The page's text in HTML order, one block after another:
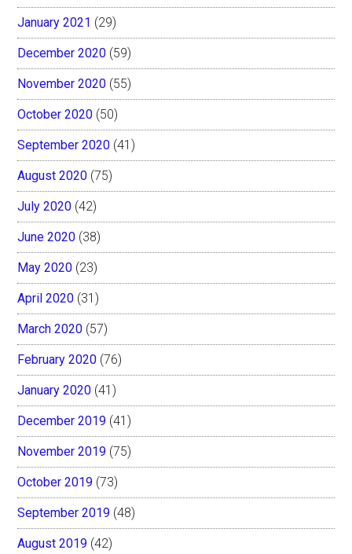
January 2021 (29)
December 2020 (59)
November 2020 (55)
October 2020 (50)
September 2020 (41)
August 2020 (75)
July 2020 (42)
June 2020 (38)
May 2020 (23)
April 2020 (31)
March 2020 (57)
February 2020 (76)
January 2020 (41)
December 2019 (41)
November 2019 (75)
October 2019 (73)
September 2019 (48)
August 2019 (42)